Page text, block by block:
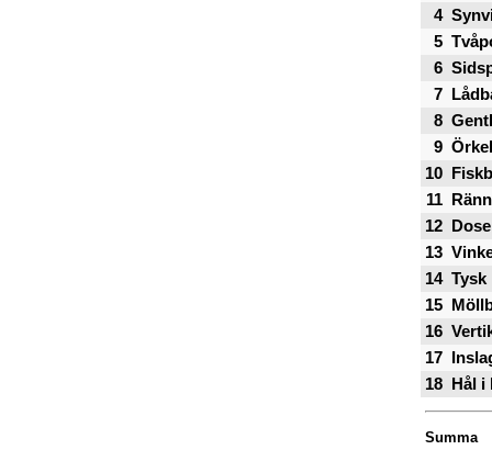
4
5
6
7
8
9
10
11
12
13
14 Tysk
15
16
17
18
Hål i
Summa